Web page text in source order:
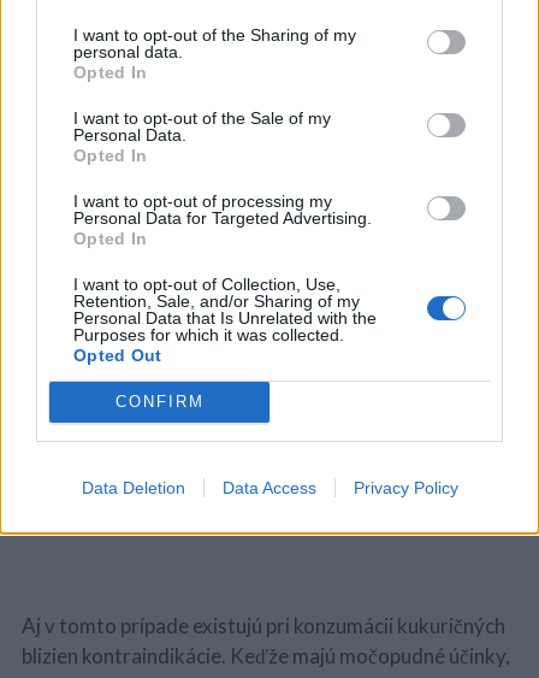
I want to opt-out of the Sharing of my
personal data.
Opted In
I want to opt-out of the Sale of my
Personal Data.
Opted In
I want to opt-out of processing my
Personal Data for Targeted Advertising.
Opted In
I want to opt-out of Collection, Use,
Retention, Sale, and/or Sharing of my
Personal Data that Is Unrelated with the
Purposes for which it was collected.
Opted Out
CONFIRM
Data Deletion Data Access Privacy Policy
Extrakt
3ČL kukuričnej blizny zalejte 250 ml vriacej vody a
nechajte vylúhovať 15 minút. Do extraktu môžete
pridať aj 1ČL pomletých brusnicových listov. Užívajte
odstraňuje z tela prebytočnú tekutinu, znižuje opuchy a
úspešne bojuje proti celulitíde.
Čaj
Vezmite si 1 PL ríbezľových listov, 1 ČL čierneho čaju a
2 PL kukuričnej blizny. Všetko zalejte vriacou vodou a
sladkosti. Pitie čaju je vhodné kombinovať s nízko
Aj v tomto prípade existujú pri konzumácii kukuričných
blizien kontraindikácie. Keďže majú močopudné účinky,